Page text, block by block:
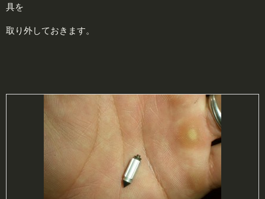
具を
取り外しておきます。